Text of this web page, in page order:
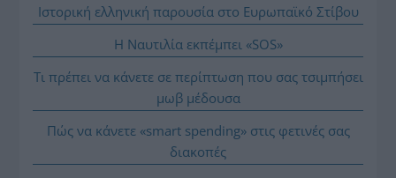
Ιστορική ελληνική παρουσία στο Ευρωπαϊκό Στίβου
Η Ναυτιλία εκπέμπει «SOS»
Τι πρέπει να κάνετε σε περίπτωση που σας τσιμπήσει
μωβ μέδουσα
Πώς να κάνετε «smart spending» στις φετινές σας
διακοπές